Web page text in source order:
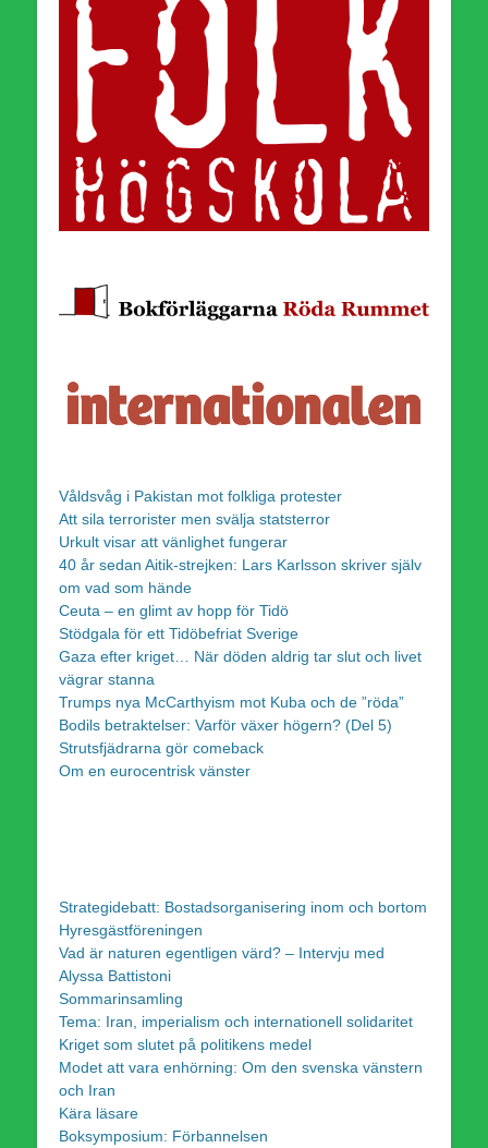
Våldsvåg i Pakistan mot folkliga protester
Att sila terrorister men svälja statsterror
Urkult visar att vänlighet fungerar
40 år sedan Aitik-strejken: Lars Karlsson skriver själv
om vad som hände
Ceuta – en glimt av hopp för Tidö
Stödgala för ett Tidöbefriat Sverige
Gaza efter kriget… När döden aldrig tar slut och livet
vägrar stanna
Trumps nya McCarthyism mot Kuba och de ”röda”
Bodils betraktelser: Varför växer högern? (Del 5)
Strutsfjädrarna gör comeback
Om en eurocentrisk vänster
Strategidebatt: Bostadsorganisering inom och bortom
Hyresgästföreningen
Vad är naturen egentligen värd? – Intervju med
Alyssa Battistoni
Sommarinsamling
Tema: Iran, imperialism och internationell solidaritet
Kriget som slutet på politikens medel
Modet att vara enhörning: Om den svenska vänstern
och Iran
Kära läsare
Boksymposium: Förbannelsen